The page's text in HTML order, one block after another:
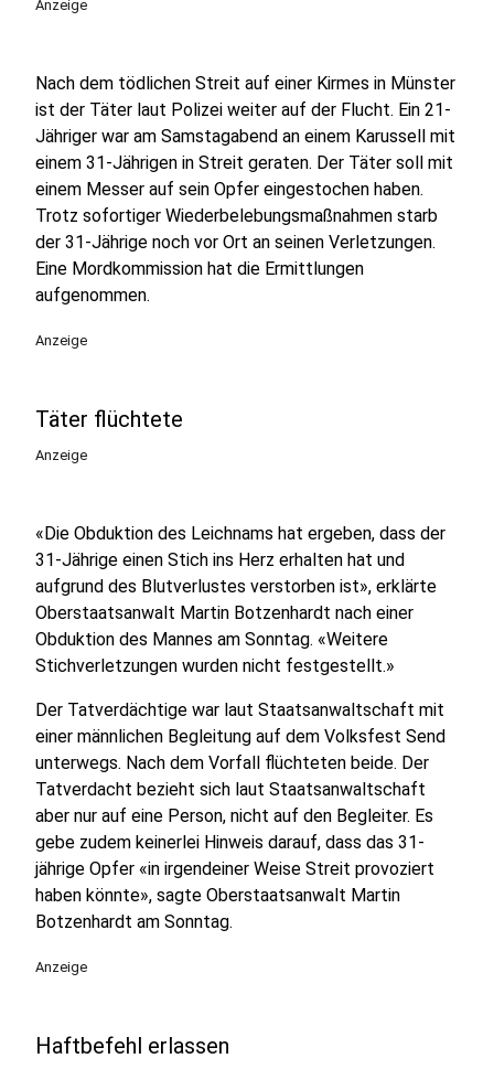
Anzeige
Nach dem tödlichen Streit auf einer Kirmes in Münster
ist der Täter laut Polizei weiter auf der Flucht. Ein 21-
Jähriger war am Samstagabend an einem Karussell mit
einem 31-Jährigen in Streit geraten. Der Täter soll mit
einem Messer auf sein Opfer eingestochen haben.
Trotz sofortiger Wiederbelebungsmaßnahmen starb
der 31-Jährige noch vor Ort an seinen Verletzungen.
Eine Mordkommission hat die Ermittlungen
aufgenommen.
Anzeige
Täter flüchtete
Anzeige
«Die Obduktion des Leichnams hat ergeben, dass der
31-Jährige einen Stich ins Herz erhalten hat und
aufgrund des Blutverlustes verstorben ist», erklärte
Oberstaatsanwalt Martin Botzenhardt nach einer
Obduktion des Mannes am Sonntag. «Weitere
Stichverletzungen wurden nicht festgestellt.»
Der Tatverdächtige war laut Staatsanwaltschaft mit
einer männlichen Begleitung auf dem Volksfest Send
unterwegs. Nach dem Vorfall flüchteten beide. Der
Tatverdacht bezieht sich laut Staatsanwaltschaft
aber nur auf eine Person, nicht auf den Begleiter. Es
gebe zudem keinerlei Hinweis darauf, dass das 31-
jährige Opfer «in irgendeiner Weise Streit provoziert
haben könnte», sagte Oberstaatsanwalt Martin
Botzenhardt am Sonntag.
Anzeige
Haftbefehl erlassen